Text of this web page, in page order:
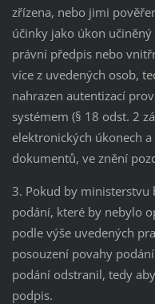
zřízena, nebo jimi
účinky jako úkon
právní předpis nebo
více z uvedených osob,
nahrazen autentizací
systémem (§ 18 odst. 2
elektronických úkonech
dokumentů, ve znění
3. Pokud by
podání, které by nebylo
podle výše uvedených
posouzení povahy
podání odstranil, tedy
podpis.